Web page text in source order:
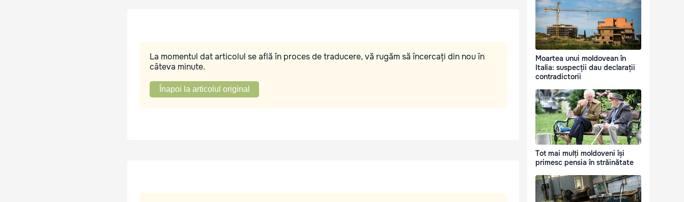
La momentul dat articolul se află în proces de traducere, vă rugăm să încercați din nou în
câteva minute.
Înapoi la articolul original
Moartea unui moldovean în
Italia: suspecții dau declarații
contradictorii
Tot mai mulți moldoveni își
primesc pensia în străinătate